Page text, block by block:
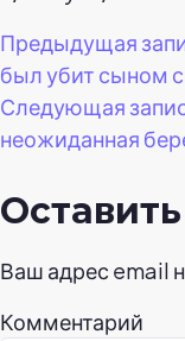
по
Предыдущая
был убит сыном
Следующая
неожиданная
Ваш адрес email
Комментарий